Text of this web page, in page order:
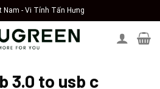
Nam - Vi Tính Tấn Hưng
3.0 to usb c